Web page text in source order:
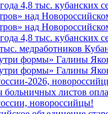
4,8 тыс. кубанских
над
над
4,8 тыс. кубанских
медработников
формы» Галины
формы» Галины
2026,
больничных листов
новороссийцы!